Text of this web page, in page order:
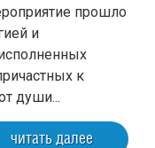
прошло
и
к
души...
читать далее